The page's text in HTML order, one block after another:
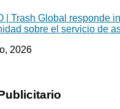
| Trash Global responde
sobre el servicio de
2026